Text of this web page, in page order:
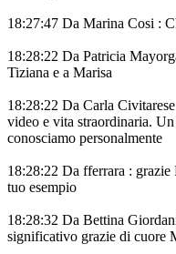
18:27:47 Da Marina Cosi :
18:28:22 Da Patricia
Tiziana e a Marisa
18:28:22 Da Carla
video e vita straordinaria.
conosciamo personalmente
18:28:22 Da fferrara :
tuo esempio
18:28:32 Da Bettina
significativo grazie di cuore